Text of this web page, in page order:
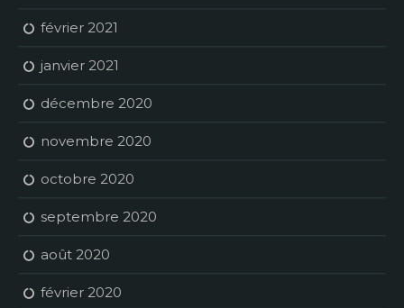
février 2021
janvier 2021
décembre 2020
novembre 2020
octobre 2020
septembre 2020
août 2020
février 2020